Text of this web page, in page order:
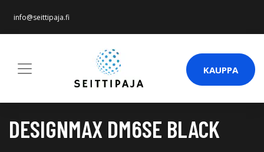
info@seittipaja.fi
KAUPPA
DESIGNMAX DM6SE BLACK